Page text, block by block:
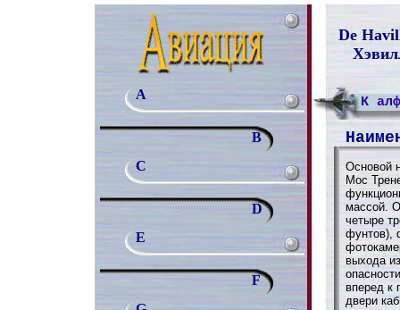
De
A
B
C
D
E
F
К
Основой
Мос
массой.
четыре
фунтов),
выхода
вперед к
двери